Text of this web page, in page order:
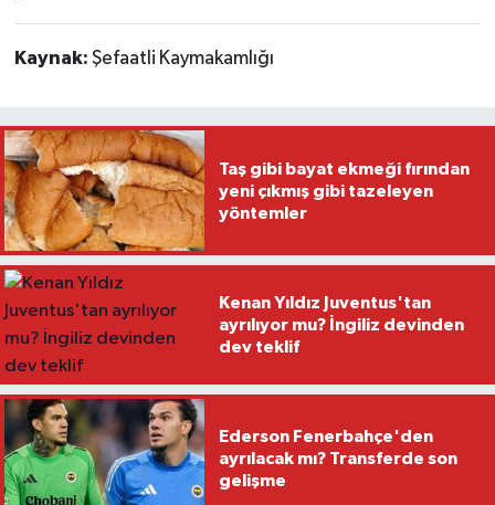
Kaynak: Şefaatli Kaymakamlığı
Taş gibi bayat ekmeği fırından
yeni çıkmış gibi tazeleyen
yöntemler
Kenan Yıldız Juventus'tan
ayrılıyor mu? İngiliz devinden
dev teklif
Ederson Fenerbahçe'den
ayrılacak mı? Transferde son
gelişme